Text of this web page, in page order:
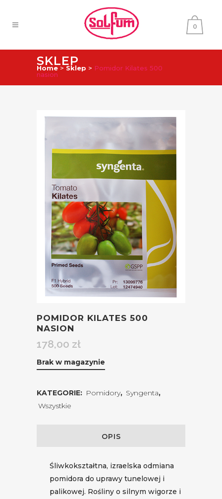
0
SKLEP
Home > Sklep > Pomidor Kilates 500
nasion
POMIDOR KILATES 500
NASION
178,00 zł
Brak w magazynie
KATEGORIE: Pomidory, Syngenta,
Wszystkie
OPIS
Śliwkokształtna, izraelska odmiana
pomidora do uprawy tunelowej i
palikowej. Rośliny o silnym wigorze i